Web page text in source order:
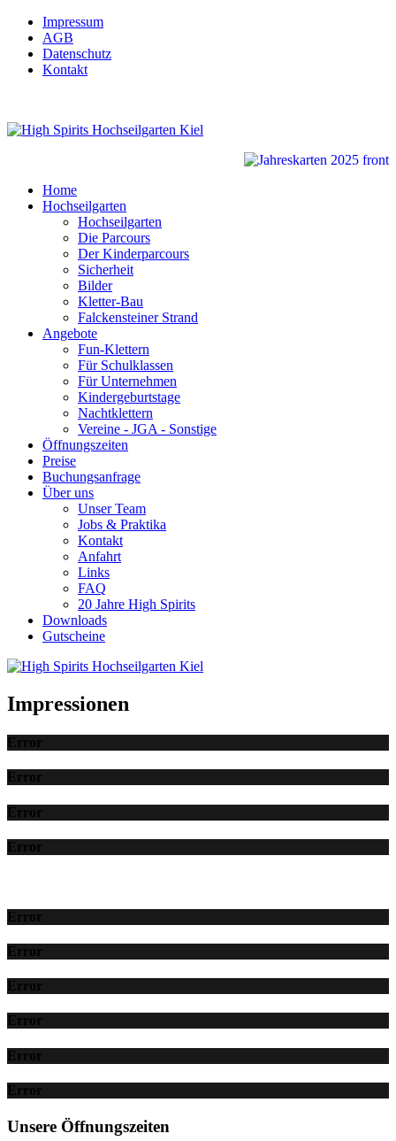
Impressum
AGB
Datenschutz
Kontakt
Home
Hochseilgarten
Hochseilgarten
Die Parcours
Der Kinderparcours
Sicherheit
Bilder
Kletter-Bau
Falckensteiner Strand
Angebote
Fun-Klettern
Für Schulklassen
Für Unternehmen
Kindergeburtstage
Nachtklettern
Vereine - JGA - Sonstige
Öffnungszeiten
Preise
Buchungsanfrage
Über uns
Unser Team
Jobs & Praktika
Kontakt
Anfahrt
Links
FAQ
20 Jahre High Spirits
Downloads
Gutscheine
Impressionen
Error
Error
Error
Error
Error
Error
Error
Error
Error
Error
Unsere Öffnungszeiten